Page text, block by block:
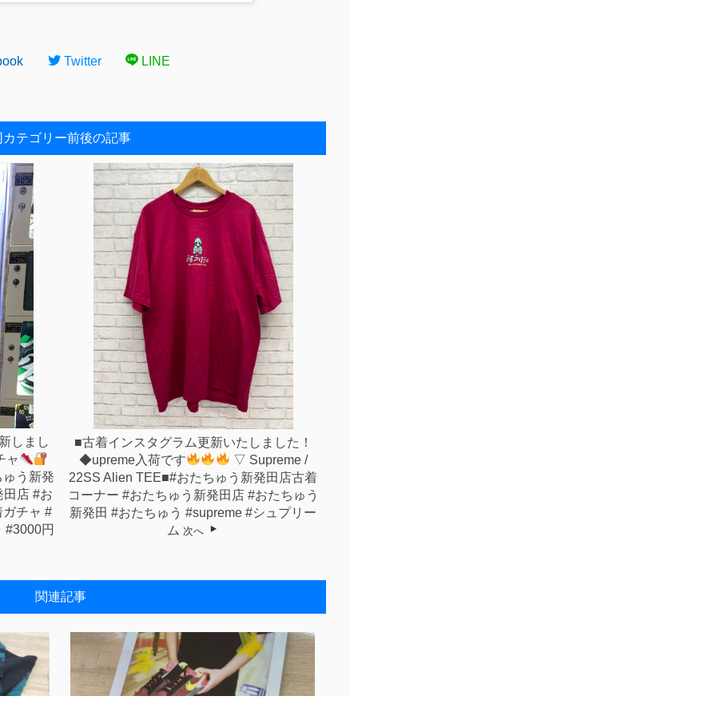
Twitter LINE
カテゴリー前後の記事
しまし
ャ
う新発
田店 #お
チャ #
#3000円
■古着インスタグラム更新いたしました！
◆upreme入荷です
▽ Supreme /
22SS Alien TEE■#おたちゅう新発田店古着
コーナー #おたちゅう新発田店 #おたちゅう
新発田 #おたちゅう #supreme #シュプリー
ム 次へ
関連記事